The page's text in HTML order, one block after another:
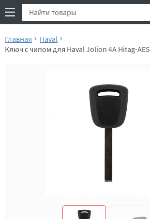
Главная
Haval
Ключ с чипом для Haval Jolion 4A Hitag-AES